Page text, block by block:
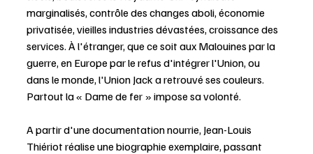
marginalisés, contrôle des changes aboli, économie
privatisée, vieilles industries dévastées, croissance des
services. À l'étranger, que ce soit aux Malouines par la
guerre, en Europe par le refus d'intégrer l'Union, ou
dans le monde, l'Union Jack a retrouvé ses couleurs.
Partout la « Dame de fer » impose sa volonté.
A partir d'une documentation nourrie, Jean-Louis
Thiériot réalise une biographie exemplaire, passant